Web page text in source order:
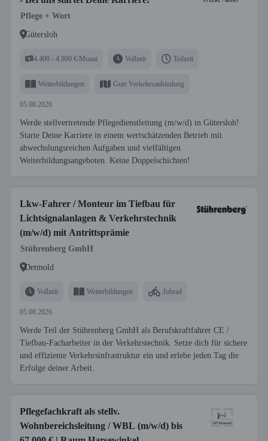
Pflege + Wort
Gütersloh
4.400 - 4.900 €/Monat Vollzeit Teilzeit
Weiterbildungen Gute Verkehrsanbindung
05.08.2026
Werde stellvertretende Pflegedienstleitung (m/w/d) in Gütersloh!
Starte Deine Karriere in einem wertschätzenden Betrieb mit
abwechslungsreichen Aufgaben und vielfältigen
Weiterbildungsangeboten. Keine Doppelschichten!
Lkw-Fahrer / Monteur im Tiefbau für
Lichtsignalanlagen & Verkehrstechnik
(m/w/d) mit Antrittsprämie
Stührenberg GmbH
Detmold
Vollzeit Weiterbildungen Jobrad
05.08.2026
Werde Teil der Stührenberg GmbH als Berufskraftfahrer CE /
Tiefbau-Facharbeiter in der Verkehrstechnik. Setze dich für sichere
und effiziente Verkehrsinfrastruktur ein und erlebe jeden Tag die
Erfolge deiner Arbeit.
Pflegefachkraft als stellv.
Wohnbereichsleitung / WBL (m/w/d) bis